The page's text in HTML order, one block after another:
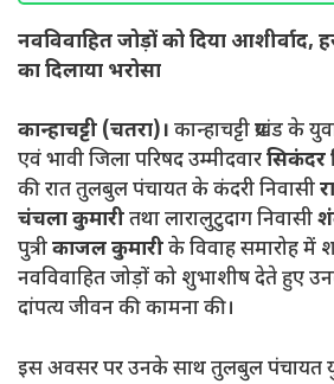
नवविवाहित जोड़ों को दिया
का दिलाया भरोसा
कान्हाचट्टी (चतरा)। कान्हाचट्टी प्रखंड के
एवं भावी जिला परिषद उम्मीदवारसिकंदर
की रात तुलबुल पंचायत के कंदरी निवासी
चंचला कुमारीतथा लारालुटुदाग निवासी
पुत्रीकाजल कुमारीके विवाह समारोह में
नवविवाहित जोड़ों को शुभाशीष देते हुए
दांपत्य जीवन की कामना की।
इस अवसर पर उनके साथ तुलबुल पंचायत